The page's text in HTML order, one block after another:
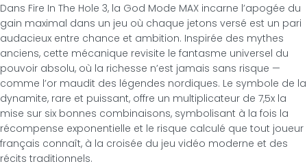
Dans Fire In The Hole 3, la God Mode MAX incarne l’apogée du
gain maximal dans un jeu où chaque jetons versé est un pari
audacieux entre chance et ambition. Inspirée des mythes
anciens, cette mécanique revisite le fantasme universel du
pouvoir absolu, où la richesse n’est jamais sans risque —
comme l’or maudit des légendes nordiques. Le symbole de la
dynamite, rare et puissant, offre un multiplicateur de 7,5x la
mise sur six bonnes combinaisons, symbolisant à la fois la
récompense exponentielle et le risque calculé que tout joueur
français connaît, à la croisée du jeu vidéo moderne et des
récits traditionnels.